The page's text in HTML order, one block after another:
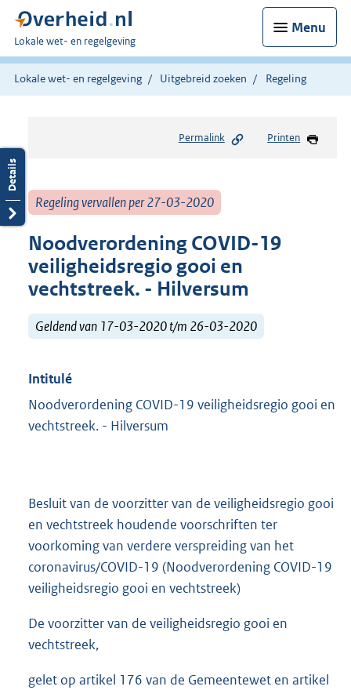
Menu
U
bent
hier:
Lokale wet- en regelgeving
Lokale wet- en regelgeving Uitgebreid zoeken Regeling
Permalink Printen
Regeling vervallen per 27-03-2020
Noodverordening COVID-19
veiligheidsregio gooi en
vechtstreek. - Hilversum
Geldend van 17-03-2020 t/m 26-03-2020
Intitulé
Noodverordening COVID-19 veiligheidsregio gooi en
vechtstreek. - Hilversum
Besluit van de voorzitter van de veiligheidsregio gooi
en vechtstreek houdende voorschriften ter
voorkoming van verdere verspreiding van het
coronavirus/COVID-19 (Noodverordening COVID-19
veiligheidsregio gooi en vechtstreek)
De voorzitter van de veiligheidsregio gooi en
vechtstreek,
gelet op artikel 176 van de Gemeentewet en artikel